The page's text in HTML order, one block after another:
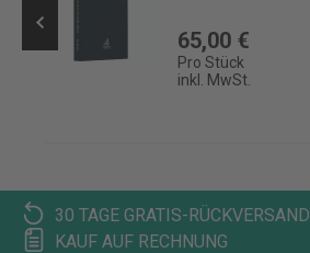
65,00 €
Pro Stück
inkl. MwSt.
30 TAGE GRATIS-RÜCKVERSAND
KAUF AUF RECHNUNG